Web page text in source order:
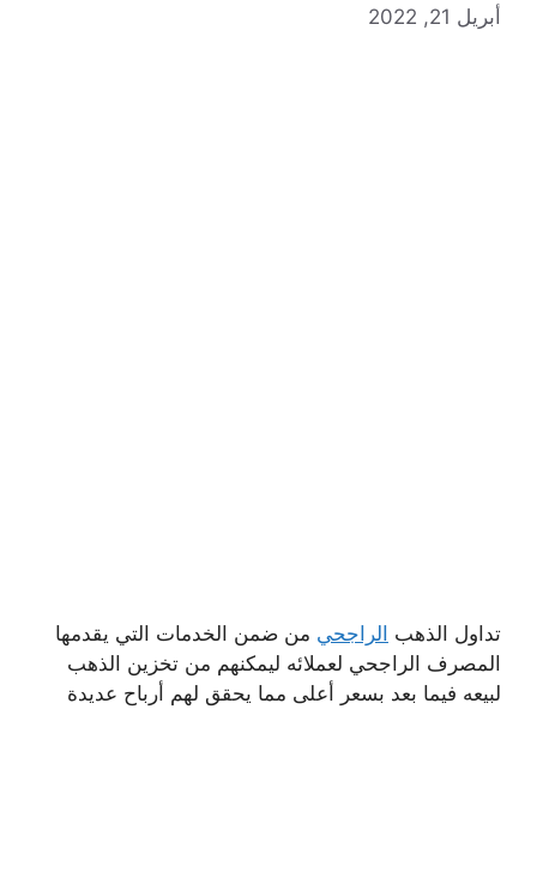
أبريل 21, 2022
تداول الذهب الراجحي من ضمن الخدمات التي يقدمها
المصرف الراجحي لعملائه ليمكنهم من تخزين الذهب
لبيعه فيما بعد بسعر أعلى مما يحقق لهم أرباح عديدة